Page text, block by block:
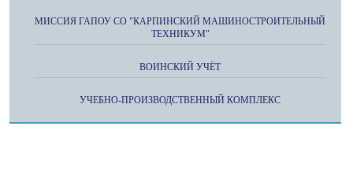
МИССИЯ ГАПОУ СО "КАРПИНСКИЙ МАШИНОСТРОИТЕЛЬНЫЙ
ТЕХНИКУМ"
ВОИНСКИЙ УЧЁТ
УЧЕБНО-ПРОИЗВОДСТВЕННЫЙ КОМПЛЕКС